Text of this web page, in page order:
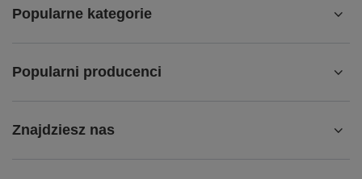
Popularne kategorie
Popularni producenci
Znajdziesz nas